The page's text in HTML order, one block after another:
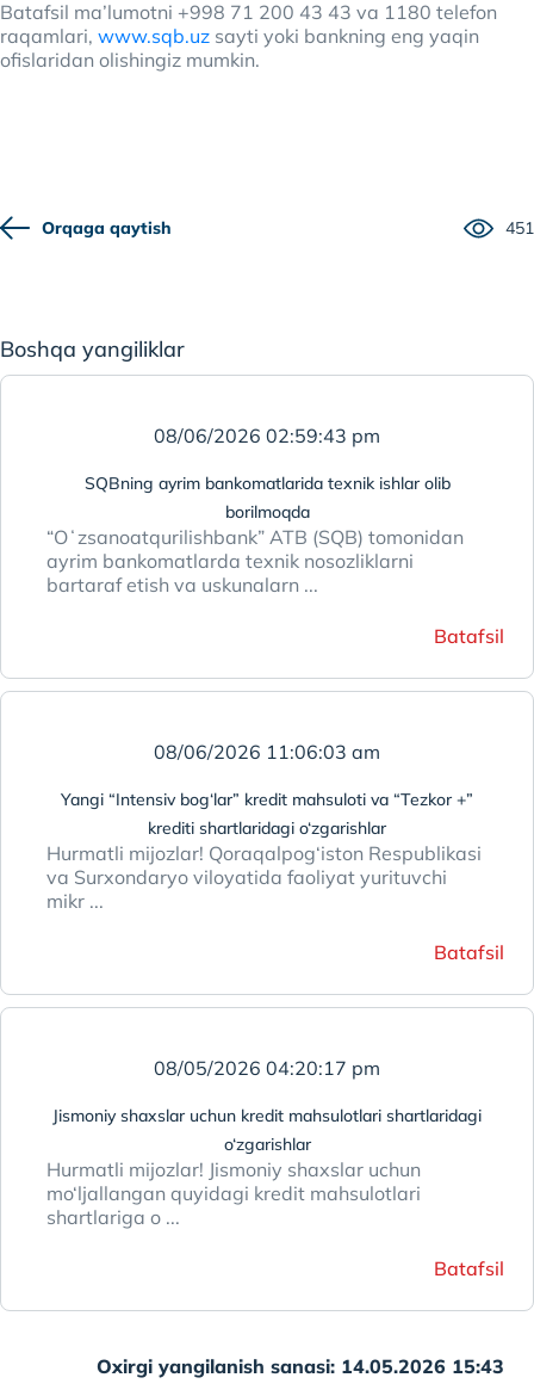
Batafsil ma’lumotni +998 71 200 43 43 va 1180 telefon
raqamlari, www.sqb.uz sayti yoki bankning eng yaqin
ofislaridan olishingiz mumkin.
Orqaga qaytish 451
Boshqa yangiliklar
08/06/2026 02:59:43 pm
SQBning ayrim bankomatlarida texnik ishlar olib
borilmoqda
“Oʻzsanoatqurilishbank” ATB (SQB) tomonidan
ayrim bankomatlarda texnik nosozliklarni
bartaraf etish va uskunalarn ...
Batafsil
08/06/2026 11:06:03 am
Yangi “Intensiv bog‘lar” kredit mahsuloti va “Tezkor +”
krediti shartlaridagi o‘zgarishlar
Hurmatli mijozlar! Qoraqalpog‘iston Respublikasi
va Surxondaryo viloyatida faoliyat yurituvchi
mikr ...
Batafsil
08/05/2026 04:20:17 pm
Jismoniy shaxslar uchun kredit mahsulotlari shartlaridagi
o‘zgarishlar
Hurmatli mijozlar! Jismoniy shaxslar uchun
mo‘ljallangan quyidagi kredit mahsulotlari
shartlariga o ...
Batafsil
Oxirgi yangilanish sanasi: 14.05.2026 15:43